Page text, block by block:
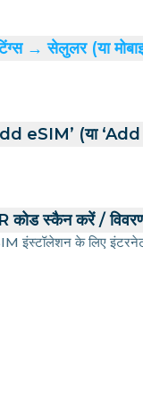
→ सेलुलर (या
eSIM’ (या
कोड स्कैन करें /
इंस्टॉलेशन के लिए